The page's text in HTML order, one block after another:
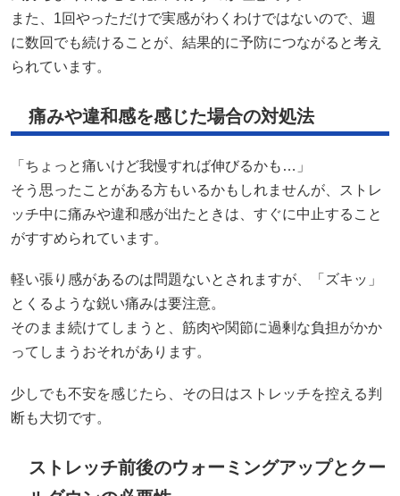
また、1回やっただけで実感がわくわけではないので、週
に数回でも続けることが、結果的に予防につながると考え
られています。
痛みや違和感を感じた場合の対処法
「ちょっと痛いけど我慢すれば伸びるかも…」
そう思ったことがある方もいるかもしれませんが、ストレ
ッチ中に痛みや違和感が出たときは、すぐに中止すること
がすすめられています。
軽い張り感があるのは問題ないとされますが、「ズキッ」
とくるような鋭い痛みは要注意。
そのまま続けてしまうと、筋肉や関節に過剰な負担がかか
ってしまうおそれがあります。
少しでも不安を感じたら、その日はストレッチを控える判
断も大切です。
ストレッチ前後のウォーミングアップとクー